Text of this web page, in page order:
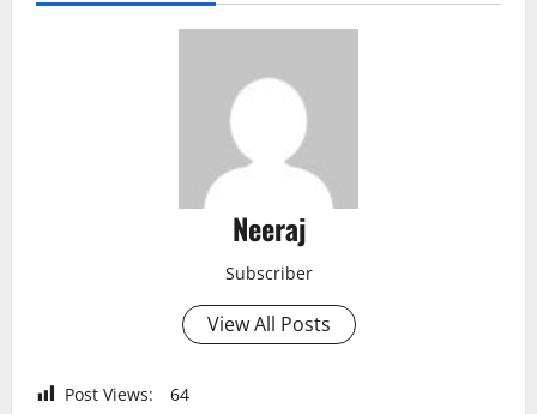
Neeraj
Subscriber
View All Posts
Post Views: 64